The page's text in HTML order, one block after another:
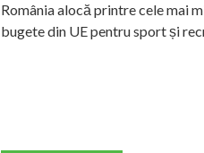
România alocă printre cele mai
bugete din UE pentru sport și